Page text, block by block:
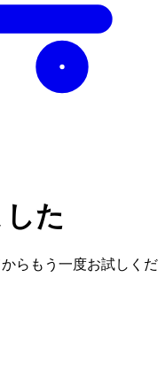
た
らもう一度お試しくだ